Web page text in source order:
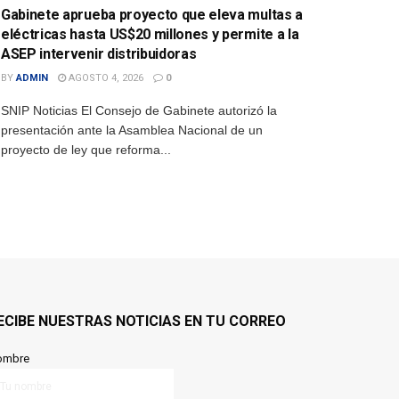
Gabinete aprueba proyecto que eleva multas a
eléctricas hasta US$20 millones y permite a la
ASEP intervenir distribuidoras
BY ADMIN AGOSTO 4, 2026 0
SNIP Noticias El Consejo de Gabinete autorizó la
presentación ante la Asamblea Nacional de un
proyecto de ley que reforma...
NUESTRAS NOTICIAS EN TU CORREO